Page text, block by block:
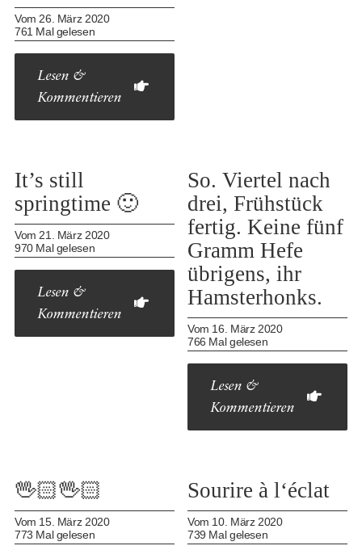
Vom 26. März 2020
761 Mal gelesen
Lesen &
Kommentieren
It’s still
springtime 🙂
Vom 21. März 2020
970 Mal gelesen
Lesen &
Kommentieren
So. Viertel nach
drei, Frühstück
fertig. Keine fünf
Gramm Hefe
übrigens, ihr
Hamsterhonks.
Vom 16. März 2020
766 Mal gelesen
Lesen &
Kommentieren
🖖🏻️🖖🏻
Vom 15. März 2020
773 Mal gelesen
Sourire à l‘éclat
Vom 10. März 2020
739 Mal gelesen